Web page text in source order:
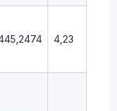
4,23